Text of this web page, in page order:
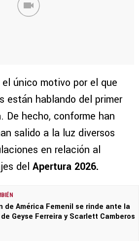
el único motivo por el que
están hablando del primer
De hecho, conforme han
salido a la luz diversos
en relación al
del Apertura 2026.
de América Femenil se rinde ante la
Geyse Ferreira y Scarlett Camberos